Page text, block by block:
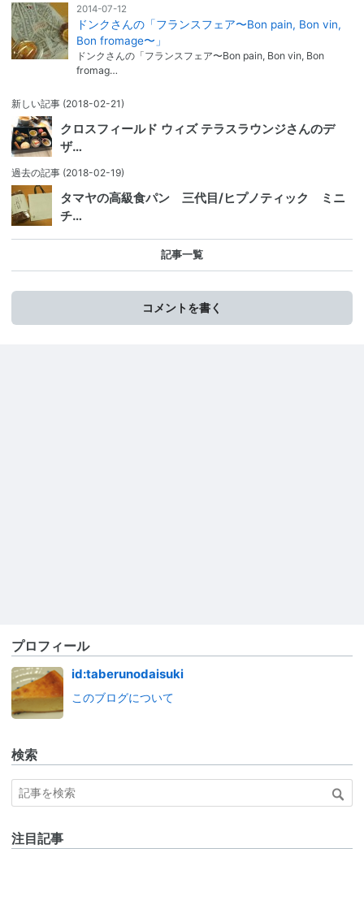
2014-07-12
ドンクさんの「フランスフェア〜Bon pain, Bon vin,
Bon fromage〜」
ドンクさんの「フランスフェア〜Bon pain, Bon vin, Bon
fromag…
新しい記事 (2018-02-21)
クロスフィールド ウィズ テラスラウンジさんのデ
ザ…
過去の記事 (2018-02-19)
タマヤの高級食パン 三代目/ヒプノティック ミニ
チ…
記事一覧
コメントを書く
プロフィール
id:taberunodaisuki
このブログについて
検索
注目記事